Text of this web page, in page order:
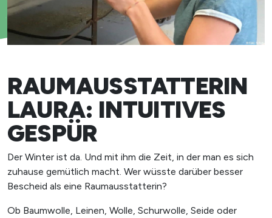
RAUMAUSSTATTERIN
LAURA: INTUITIVES
GESPÜR
Der Winter ist da. Und mit ihm die Zeit, in der man es sich
zuhause gemütlich macht. Wer wüsste darüber besser
Bescheid als eine Raumausstatterin?
Ob Baumwolle, Leinen, Wolle, Schurwolle, Seide oder